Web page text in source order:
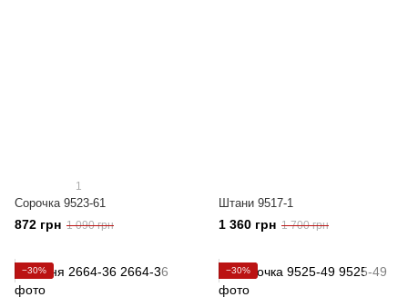
1
Сорочка 9523-61
872 грн 1 090 грн
Штани 9517-1
1 360 грн 1 700 грн
−30% −30%